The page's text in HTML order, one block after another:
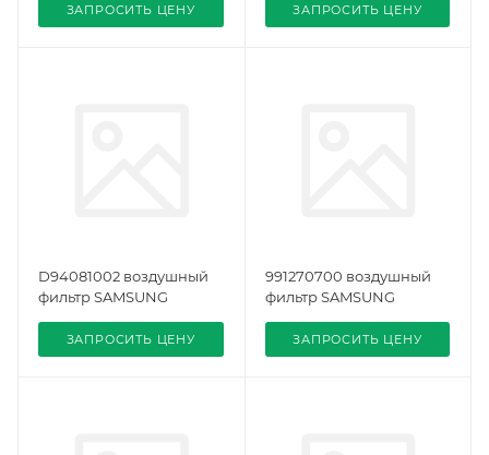
ЗАПРОСИТЬ ЦЕНУ ЗАПРОСИТЬ ЦЕНУ
D94081002 воздушный
фильтр SAMSUNG
ЗАПРОСИТЬ ЦЕНУ
991270700 воздушный
фильтр SAMSUNG
ЗАПРОСИТЬ ЦЕНУ